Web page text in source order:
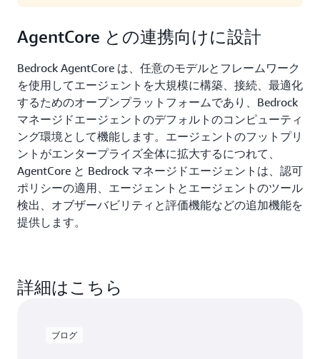
AgentCore との連携向けに設計
Bedrock AgentCore は、任意のモデルとフレームワーク
を使用してエージェントを大規模に構築、接続、最適化
するためのオープンプラットフォームであり、Bedrock
マネージドエージェントのデフォルトのコンピューティ
ング環境として機能します。エージェントのフットプリ
ントがエンタープライズ全体に拡大するにつれて、
AgentCore と Bedrock マネージドエージェントは、認可
ポリシーの適用、エージェントとエージェントのツール
検出、オブザーバビリティと評価機能などの追加機能を
提供します。
詳細はこちら
ブログ